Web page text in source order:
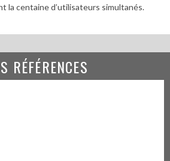
la centaine d’utilisateurs simultanés.
RÉFÉRENCES